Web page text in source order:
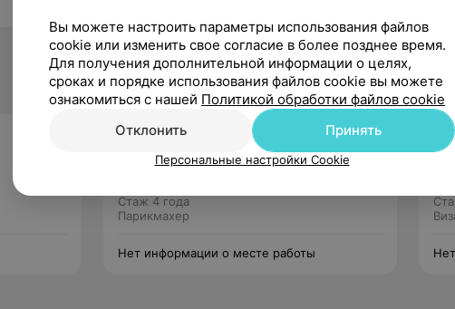
Сосновская Марина
Нет отзывов
Стаж 4 года
Парикмахер
Нет информации о месте работы
Вы можете настроить параметры использования файлов
cookie или изменить свое согласие в более позднее время.
Для получения дополнительной информации о целях,
сроках и порядке использования файлов cookie вы можете
ознакомиться с нашей Политикой обработки файлов cookie
Отклонить
Принять
Персональные настройки Cookie